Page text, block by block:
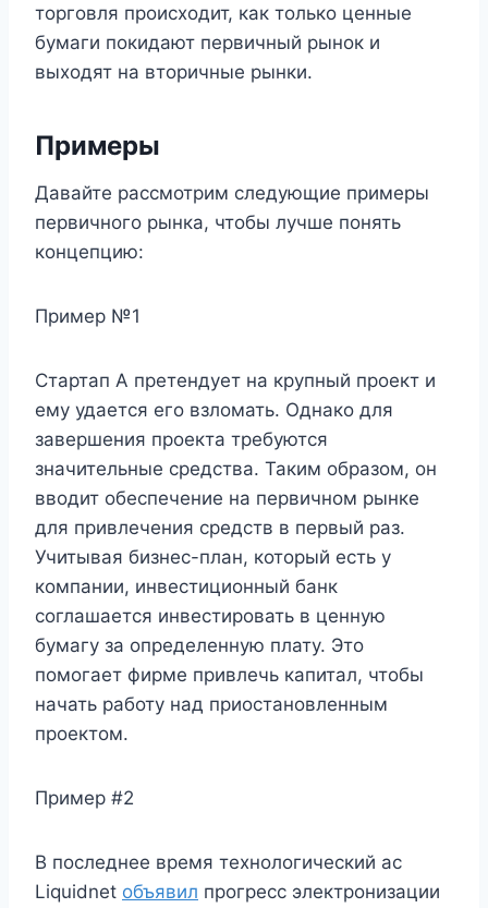
торговля происходит, как только ценные
бумаги покидают первичный рынок и
выходят на вторичные рынки.
Примеры
Давайте рассмотрим следующие примеры
первичного рынка, чтобы лучше понять
концепцию:
Пример №1
Стартап А претендует на крупный проект и
ему удается его взломать. Однако для
завершения проекта требуются
значительные средства. Таким образом, он
вводит обеспечение на первичном рынке
для привлечения средств в первый раз.
Учитывая бизнес-план, который есть у
компании, инвестиционный банк
соглашается инвестировать в ценную
бумагу за определенную плату. Это
помогает фирме привлечь капитал, чтобы
начать работу над приостановленным
проектом.
Пример #2
В последнее время технологический ас
Liquidnet объявил прогресс электронизации